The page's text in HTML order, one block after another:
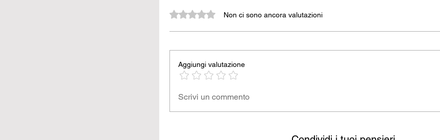
Valutazione 0 stelle su 5.Non ci sono ancora valutazioni
Aggiungi valutazione
Scrivi un commento